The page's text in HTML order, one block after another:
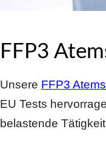
FFP3
Unsere FFP3
EU Tests
belastende